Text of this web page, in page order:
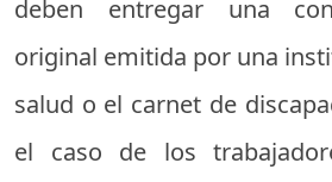
deben entregar una
original emitida por una
salud o el carnet de
el caso de los